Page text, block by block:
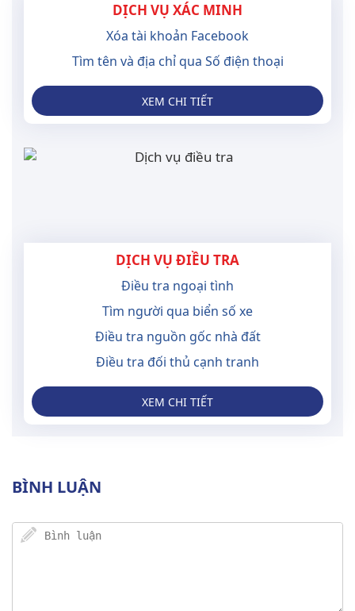
DỊCH VỤ XÁC MINH
Xóa tài khoản Facebook
Tìm tên và địa chỉ qua Số điện thoại
XEM CHI TIẾT
DỊCH VỤ ĐIỀU TRA
Điều tra ngoại tình
Tìm người qua biển số xe
Điều tra nguồn gốc nhà đất
Điều tra đối thủ cạnh tranh
XEM CHI TIẾT
BÌNH LUẬN